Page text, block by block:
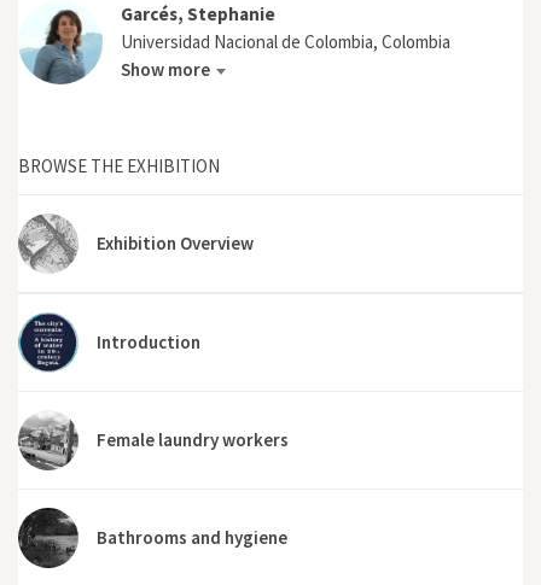
Garcés, Stephanie
Universidad Nacional de Colombia, Colombia
Show more
BROWSE THE EXHIBITION
Exhibition Overview
Introduction
Female laundry workers
Bathrooms and hygiene